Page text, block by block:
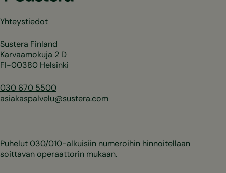
Yhteystiedot
Sustera Finland
Karvaamokuja 2 D
FI-00380 Helsinki
030 670 5500
asiakaspalvelu@sustera.com
Puhelut 030/010-alkuisiin numeroihin hinnoitellaan
soittavan operaattorin mukaan.